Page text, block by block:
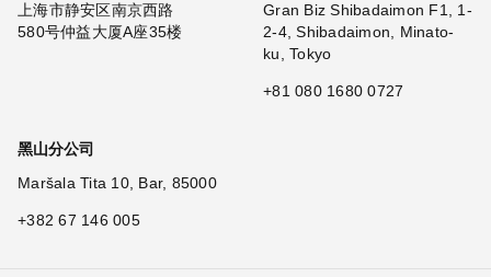
上海市静安区南京西路
580号仲益大厦A座35楼
Gran Biz Shibadaimon F1, 1-
2-4, Shibadaimon, Minato-
ku, Tokyo
+81 080 1680 0727
黑山分公司
Maršala Tita 10, Bar, 85000
+382 67 146 005